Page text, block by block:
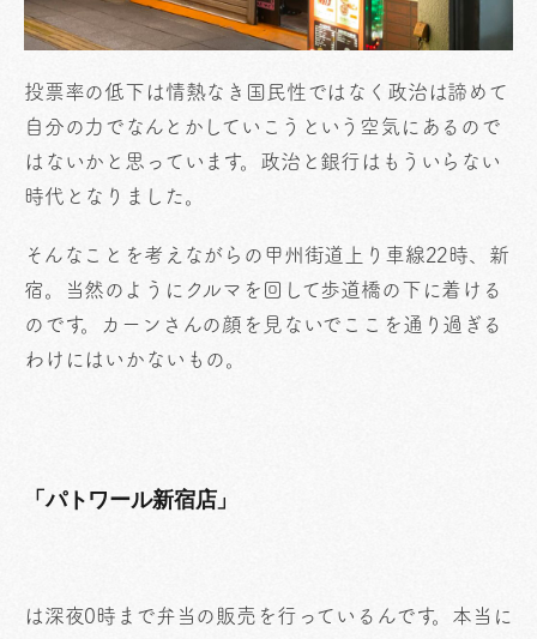
投票率の低下は情熱なき国民性ではなく政治は諦めて
自分の力でなんとかしていこうという空気にあるので
はないかと思っています。政治と銀行はもういらない
時代となりました。
そんなことを考えながらの甲州街道上り車線22時、新
宿。当然のようにクルマを回して歩道橋の下に着ける
のです。カーンさんの顔を見ないでここを通り過ぎる
わけにはいかないもの。
「パトワール新宿店」
は深夜0時まで弁当の販売を行っているんです。本当に